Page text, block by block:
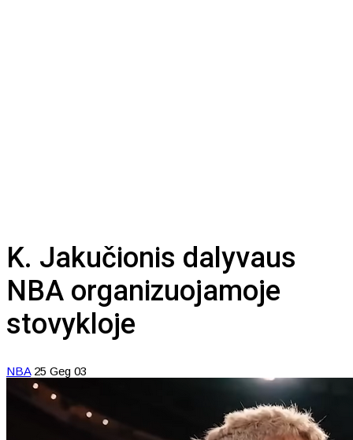
K. Jakučionis dalyvaus
NBA organizuojamoje
stovykloje
NBA 25 Geg 03